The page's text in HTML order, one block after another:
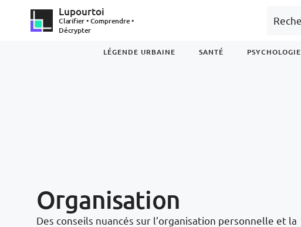
Lupourtoi
Clarifier • Comprendre •
Décrypter
LÉGENDE URBAINE SANTÉ PSYCHOLOGIE
Organisation
Des conseils nuancés sur l’organisation personnelle et la